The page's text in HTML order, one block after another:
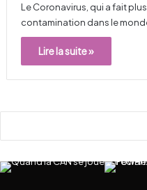
Le Coronavirus, qui a fait
contamination dans le
Lire la suite »